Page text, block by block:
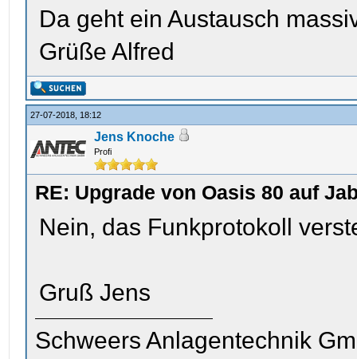
Da geht ein Austausch
Grüße Alfred
27-07-2018, 18:12
Jens Knoche
Profi
RE: Upgrade von Oasis 80 auf
Nein, das Funkprotokoll
Gruß Jens
Schweers Anlagentechnik